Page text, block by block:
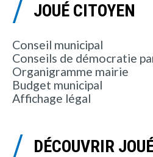
JOUÉ CITOYEN
Conseil municipal
Conseils de démocratie
Organigramme mairie
Budget municipal
Affichage légal
DÉCOUVRIR